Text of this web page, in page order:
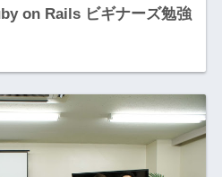
on Rails ビギナーズ勉強